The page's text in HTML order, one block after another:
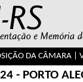
DA CÂMARA|
- PORTO